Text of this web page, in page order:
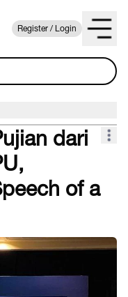
Register / Login
dari
of a